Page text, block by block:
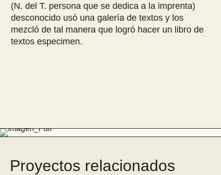
(N. del T. persona que se dedica a la imprenta)
desconocido usó una galería de textos y los
mezcló de tal manera que logró hacer un libro de
textos especimen.
Proyectos relacionados